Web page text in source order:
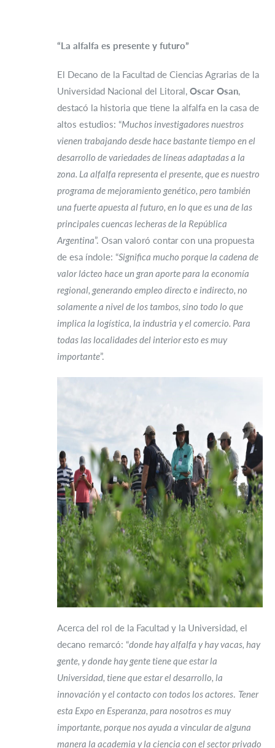
“La alfalfa es presente y futuro”
El Decano de la Facultad de Ciencias Agrarias de la
Universidad Nacional del Litoral, Oscar Osan,
destacó la historia que tiene la alfalfa en la casa de
altos estudios: “Muchos investigadores nuestros
vienen trabajando desde hace bastante tiempo en el
desarrollo de variedades de líneas adaptadas a la
zona. La alfalfa representa el presente, que es nuestro
programa de mejoramiento genético, pero también
una fuerte apuesta al futuro, en lo que es una de las
principales cuencas lecheras de la República
Argentina”. Osan valoró contar con una propuesta
de esa índole: “Significa mucho porque la cadena de
valor lácteo hace un gran aporte para la economía
regional, generando empleo directo e indirecto, no
solamente a nivel de los tambos, sino todo lo que
implica la logística, la industria y el comercio. Para
todas las localidades del interior esto es muy
importante”.
Acerca del rol de la Facultad y la Universidad, el
decano remarcó: “donde hay alfalfa y hay vacas, hay
gente, y donde hay gente tiene que estar la
Universidad, tiene que estar el desarrollo, la
innovación y el contacto con todos los actores. Tener
esta Expo en Esperanza, para nosotros es muy
importante, porque nos ayuda a vincular de alguna
manera la academia y la ciencia con el sector privado